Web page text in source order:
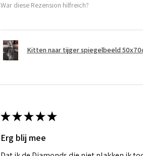
War diese Rezension hilfreich?
Kitten naar tijger spiegelbeeld
★★★★★
Erg blij mee